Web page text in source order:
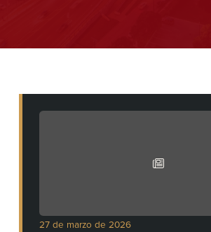
27 de marzo de 2026